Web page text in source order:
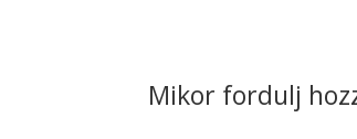
Mikor fordulj